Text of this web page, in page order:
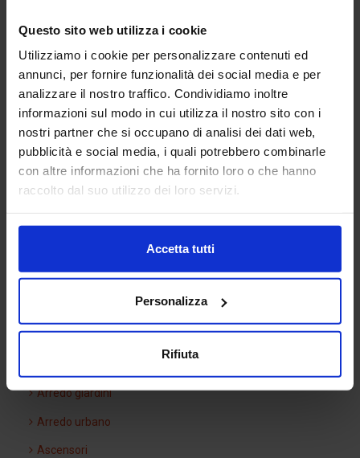
Questo sito web utilizza i cookie
Utilizziamo i cookie per personalizzare contenuti ed
annunci, per fornire funzionalità dei social media e per
analizzare il nostro traffico. Condividiamo inoltre
informazioni sul modo in cui utilizza il nostro sito con i
nostri partner che si occupano di analisi dei dati web,
pubblicità e social media, i quali potrebbero combinarle
con altre informazioni che ha fornito loro o che hanno
raccolto dal suo utilizzo dei loro servizi.
Accetta tutti
Personalizza
Rifiuta
Categorie Blocchi CAD
Alberature
Arredo giardini
Arredo urbano
Ascensori